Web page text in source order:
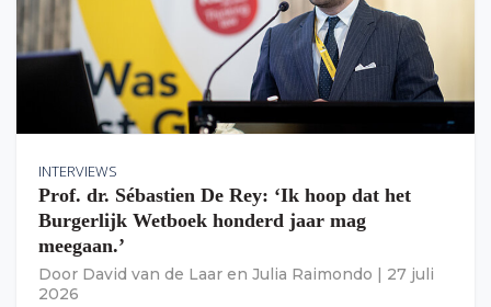
INTERVIEWS
Prof. dr. Sébastien De Rey: ‘Ik hoop dat het
Burgerlijk Wetboek honderd jaar mag
meegaan.’
Door David van de Laar en Julia Raimondo
27 juli
2026